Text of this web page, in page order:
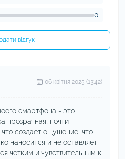
0
відгук
06 квітня 2025 (13:42)
смартфона - это
прозрачная, почти
создает ощущение, что
наносится и не оставляет
четким и чувствительным к